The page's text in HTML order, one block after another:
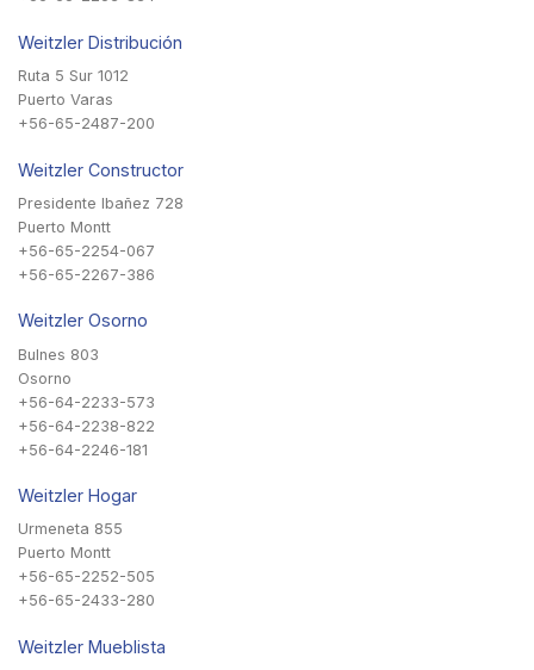
Weitzler Distribución
Ruta 5 Sur 1012
Puerto Varas
+56-65-2487-200
Weitzler Constructor
Presidente Ibañez 728
Puerto Montt
+56-65-2254-067
+56-65-2267-386
Weitzler Osorno
Bulnes 803
Osorno
+56-64-2233-573
+56-64-2238-822
+56-64-2246-181
Weitzler Hogar
Urmeneta 855
Puerto Montt
+56-65-2252-505
+56-65-2433-280
Weitzler Mueblista